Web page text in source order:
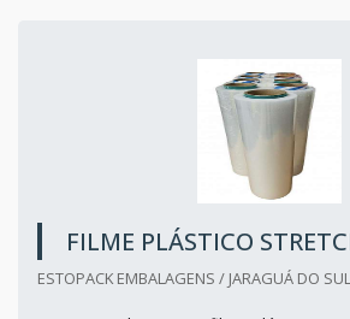
FILME PLÁSTICO
ESTOPACK EMBALAGENS / JARAGUÁ DO